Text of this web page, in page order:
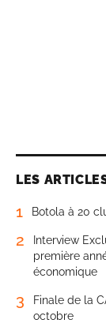
LES
1 Botola à 20
2
Interview
première
économique
3
Finale de la
octobre